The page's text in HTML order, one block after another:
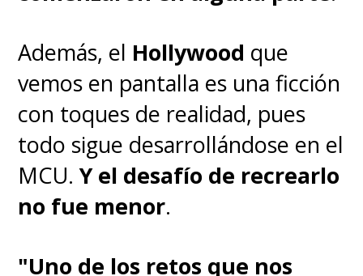
unPeter Pan moderno y
multimillonario que inventa la
tecnología híbrida y pone a
niños en situaciones que los
superan. El joven fundador y
CEO de la Corporación
Prodigy,Boy Kavalier, es
interpretado por Samuel
Blenkin y el actor recuerda
Además, el Hollywood que
vemos en pantalla es una ficción
con toques de realidad, pues
todo sigue desarrollándose en el
MCU.Y el desafío de recrearlo
no fue menor.
"Uno de los retos que nos